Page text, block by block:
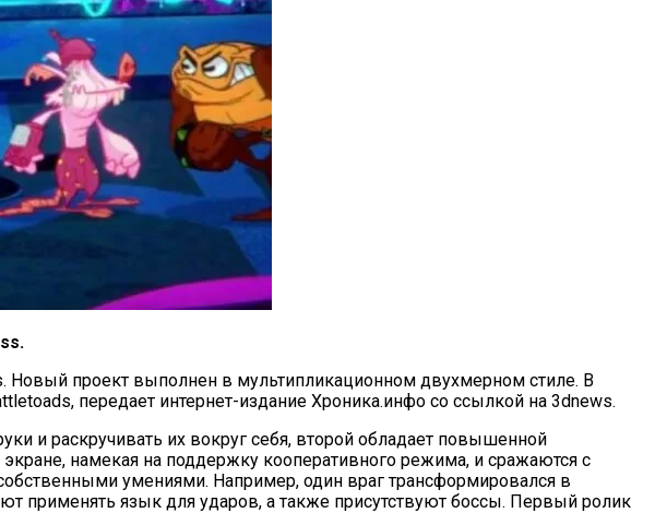
Новый проект выполнен в мультипликационном двухмерном стиле. В
передает интернет-издание Хроника.инфо со ссылкой на 3dnews.
и раскручивать их вокруг себя, второй обладает повышенной
намекая на поддержку кооперативного режима, и сражаются с
умениями. Например, один враг трансформировался в
применять язык для ударов, а также присутствуют боссы. Первый ролик